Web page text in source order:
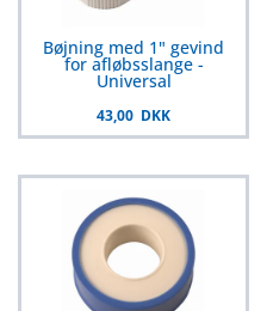
Bøjning med 1" gevind
for afløbsslange -
Universal
43,00 DKK